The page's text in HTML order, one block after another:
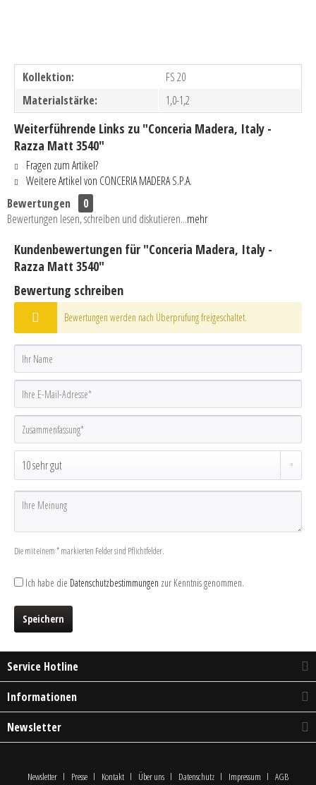
Kollektion:
FS 20
Materialstärke:
1,0-1,2
Weiterführende Links zu "Conceria Madera, Italy -
Razza Matt 3540"
Fragen zum Artikel?
Weitere Artikel von CONCERIA MADERA S.P.A.
Bewertungen
0
Bewertungen lesen, schreiben und diskutieren...mehr
Kundenbewertungen für "Conceria Madera, Italy -
Razza Matt 3540"
Bewertung schreiben
Bewertungen werden nach Überprüfung freigeschaltet.
Die mit einem * markierten Felder sind Pflichtfelder.
Ich habe die Datenschutzbestimmungen zur Kenntnis genommen.
Speichern
Service Hotline
Informationen
Newsletter
Newsletter Presse Kontakt Über uns Datenschutz Impressum AGB